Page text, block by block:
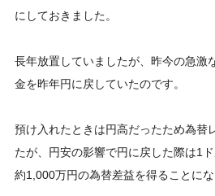
にしておきました。
長年放置していましたが、昨今の急激
金を昨年円に戻していたのです。
預け入れたときは円高だったため為替
たが、円安の影響で円に戻した際は1
約1,000万円の為替差益を得ることにな